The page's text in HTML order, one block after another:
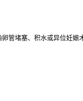
堵塞、积水或异位妊娠